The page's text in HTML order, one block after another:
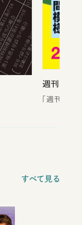
週刊新潮
「週刊新潮
すべて見る